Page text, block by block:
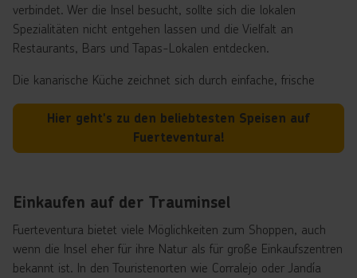
verbindet. Wer die Insel besucht, sollte sich die lokalen
Spezialitäten nicht entgehen lassen und die Vielfalt an
Restaurants, Bars und Tapas-Lokalen entdecken.
Die kanarische Küche zeichnet sich durch einfache, frische
sind Papas arrugadas (runzelige Kartoffeln) mit Mojo-Sauce,
frischer Fisch und Meeresfrüchte, Lammgerichte aus der
Inselzucht und die beliebten Queso Majorero, ein herzhafter
mag, sollte lokale Desserts wie Bienmesabe oder Frangollo
probieren.
Neben der traditionellen Küche gibt es auf Fuerteventura auch
eine Vielzahl internationaler Restaurants – von italienischer
Hier geht's zu den beliebtesten Speisen auf
Fuerteventura!
Einkaufen auf der Trauminsel
Fuerteventura bietet viele Möglichkeiten zum Shoppen, auch
wenn die Insel eher für ihre Natur als für große Einkaufszentren
bekannt ist. In den Touristenorten wie Corralejo oder Jandía